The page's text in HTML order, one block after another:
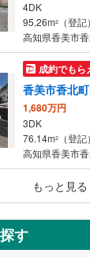
4DK
95.26m2
（登記）
高知県香美市
成約でもら
香美市香北
1,680万円
3DK
76.14m2
（登記）
高知県香美市
香美市土佐山
2,850万円
3LDK
98.12m
高知県香美市
もっと見る
す